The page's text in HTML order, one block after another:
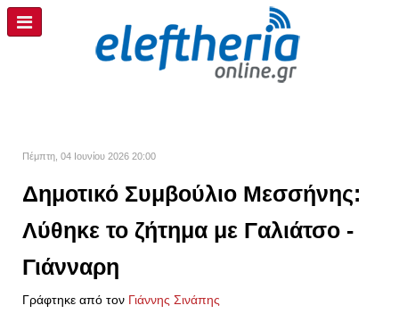
Πέμπτη, 04 Ιουνίου 2026 20:00
Δημοτικό Συμβούλιο Μεσσήνης:
Λύθηκε το ζήτημα με Γαλιάτσο -
Γιάνναρη
Γράφτηκε από τον Γιάννης Σινάπης